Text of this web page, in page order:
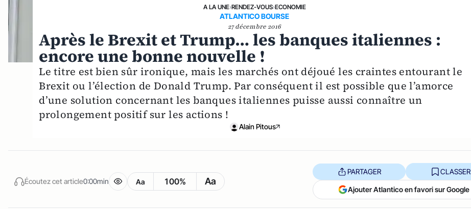
A LA UNE›RENDEZ-VOUS›ECONOMIE
ATLANTICO BOURSE
27 décembre 2016
Après le Brexit et Trump… les banques italiennes :
encore une bonne nouvelle !
Le titre est bien sûr ironique, mais les marchés ont déjoué les craintes entourant le
Brexit ou l’élection de Donald Trump. Par conséquent il est possible que l’amorce
d’une solution concernant les banques italiennes puisse aussi connaître un
prolongement positif sur les actions !
Alain Pitous
Écoutez cet article0:00min Aa 100% Aa
PARTAGER CLASSER
Ajouter Atlantico en favori sur Google